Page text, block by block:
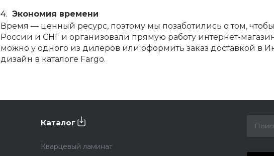
Экономия времени
Время — ценный ресурс, поэтому мы позаботились о том,
России и СНГ и организовали прямую работу интернет-
можно у одного из дилеров или оформить заказ доставкой в
дизайн в каталоге Fargo.
Каталог
Кварцевый ламинат